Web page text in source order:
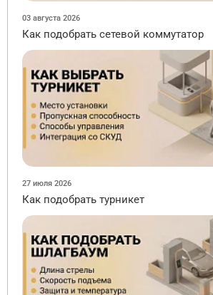
03 августа 2026
Как подобрать сетевой коммутатор
27 июля 2026
Как подобрать турникет